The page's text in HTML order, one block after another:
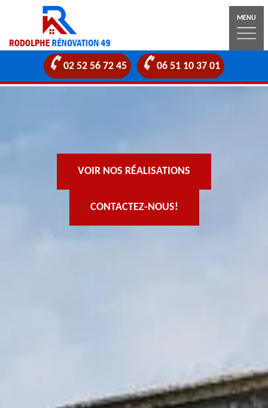
MENU
02 52 56 72 45 06 51 10 37 01
VOIR NOS RÉALISATIONS
CONTACTEZ-NOUS!